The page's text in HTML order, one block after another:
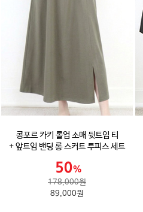
콩포르 카키 롤업 소매 뒷트임 티
+ 앞트임 밴딩 롱 스커트 투피스 세트
178,000원
89,000원